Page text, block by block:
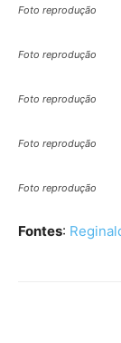
Foto reprodução
Foto reprodução
Foto reprodução
Foto reprodução
Foto reprodução
Fontes: